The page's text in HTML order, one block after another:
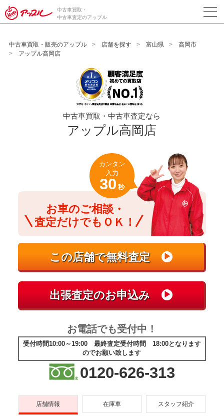
/*ABテスト_新規査定フォームの為のCVボタン*/
中古車買取・
中古車査定のアップル
中古車買取・販売のアップル 店舗を探す 富山県
高岡市
アップル高岡店
中古車買取・中古車査定なら
アップル高岡店
お車のご相談・
査定だけでもＯＫ！
カンタン
入力
30 秒
お電話でも受付中！
受付時間10:00～19:00 最終査定受付時間 18:00となります
のでお願い致します
0120-626-313
店舗情報 在庫車 スタッフ紹介